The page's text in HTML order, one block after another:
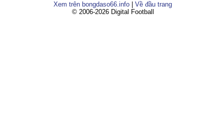
Xem trên bongdaso66.info
Về đầu trang
© 2006-2026 Digital Football